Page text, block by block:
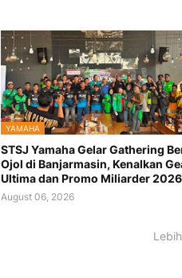
YAMAHA
STSJ Yamaha Gelar Gathering
Ojol di Banjarmasin, Kenalkan
Ultima dan Promo Miliarder 2026
August 06, 2026